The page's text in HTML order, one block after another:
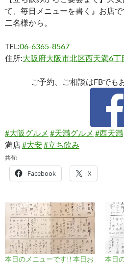
て、毎日メニューを書く』お店
二名様から。
TEL:06-6365-8567
住所:大阪府大阪市北区西天満6丁
ご予約、ご相談はFBでも
#大阪グルメ #天満グルメ #西天満
満店#大安#立ち飲み
共有:
Facebook X
本日のメニューです!! 本日お
本日